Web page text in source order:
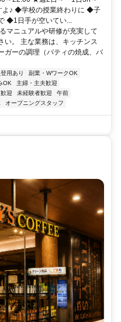
よ♪ ◆学校の授業終わりに ◆子
◆1日手が空いてい...
マニュアルや研修が充実して
い。 主な業務は、キッチンス
ガーの調理（パティの焼成、バ
用あり
副業・WワークOK
OK
主婦・主夫歓迎
迎 未経験者歓迎
午前
オープニングスタッフ